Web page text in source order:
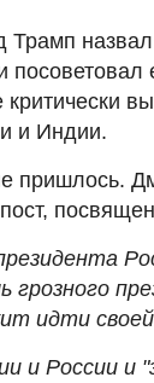
Трамп
и Индии.
пришлось.
грозного
идти
и России и